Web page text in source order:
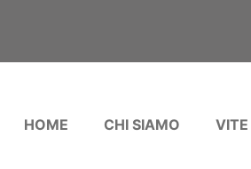
HOME CHI SIAMO VITE